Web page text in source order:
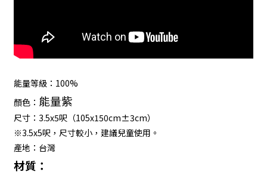
能量等級： 100%
顏色： 能量紫
尺寸： 3.5x5呎（105x150cm±3cm）
※3.5x5呎，尺寸較小，建議兒童使用。
產地： 台灣
材質：